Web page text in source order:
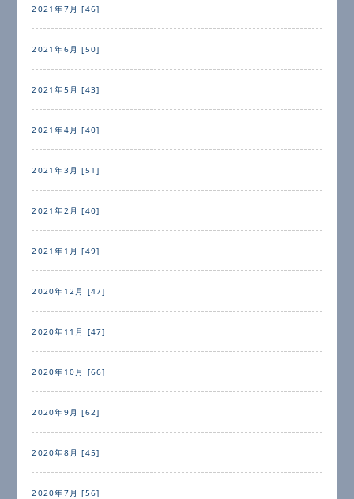
2021年7月 [46]
2021年6月 [50]
2021年5月 [43]
2021年4月 [40]
2021年3月 [51]
2021年2月 [40]
2021年1月 [49]
2020年12月 [47]
2020年11月 [47]
2020年10月 [66]
2020年9月 [62]
2020年8月 [45]
2020年7月 [56]